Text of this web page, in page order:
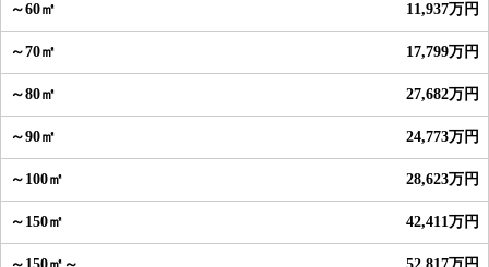
11,937万円
17,799万円
27,682万円
24,773万円
28,623万円
42,411万円